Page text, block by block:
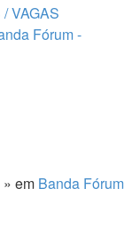
VAGAS
Fórum -
em Banda Fórum